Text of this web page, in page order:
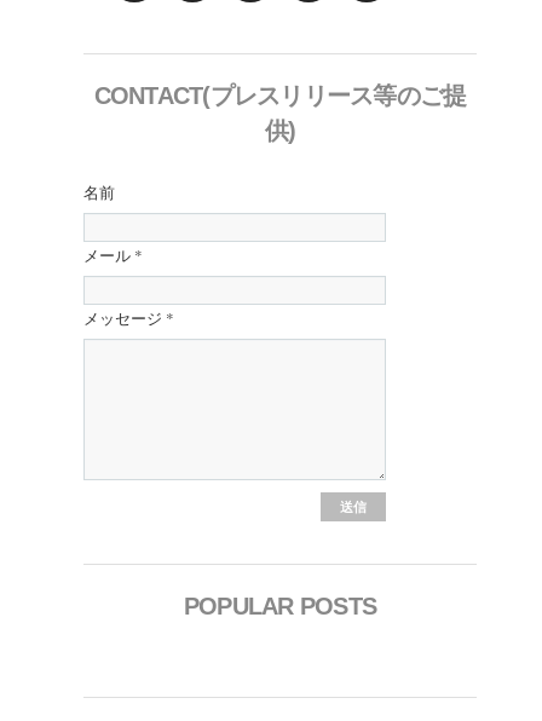
CONTACT(プレスリリース等のご提
供)
名前
メール *
メッセージ *
POPULAR POSTS